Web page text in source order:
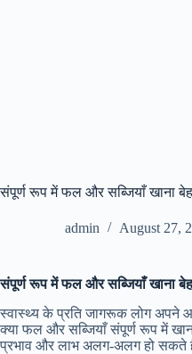
संपूर्ण रूप में फल और सब्जियाँ खाना
admin August 27,
संपूर्ण रूप में फल और सब्जियाँ खाना
स्वास्थ्य के प्रति जागरूक लोग अपने
क्या फल और सब्जियाँ संपूर्ण रूप में
प्रभाव और लाभ अलग-अलग हो सकते